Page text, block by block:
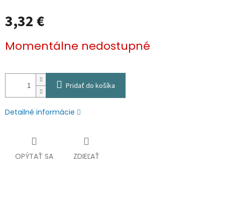
3,32 €
cena:
Momentálne nedostupné
Pridať do košíka
Detailné informácie
OPÝTAŤ SA ZDIEĽAŤ